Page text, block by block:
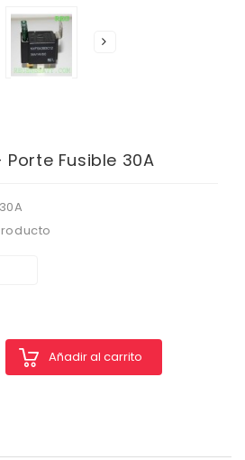
Porte Fusible 30A
Añadir al carrito